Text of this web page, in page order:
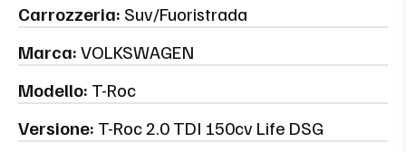
Carrozzeria: Suv/Fuoristrada
Marca:VOLKSWAGEN
Modello: T-Roc
Versione: T-Roc 2.0 TDI 150cv Life DSG